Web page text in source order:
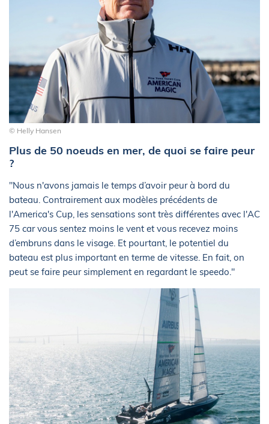
© Helly Hansen
Plus de 50 noeuds en mer, de quoi se faire peur
?
"Nous n'avons jamais le temps d’avoir peur à bord du
bateau. Contrairement aux modèles précédents de
l'America's Cup, les sensations sont très différentes avec l'AC
75 car vous sentez moins le vent et vous recevez moins
d’embruns dans le visage. Et pourtant, le potentiel du
bateau est plus important en terme de vitesse. En fait, on
peut se faire peur simplement en regardant le speedo."